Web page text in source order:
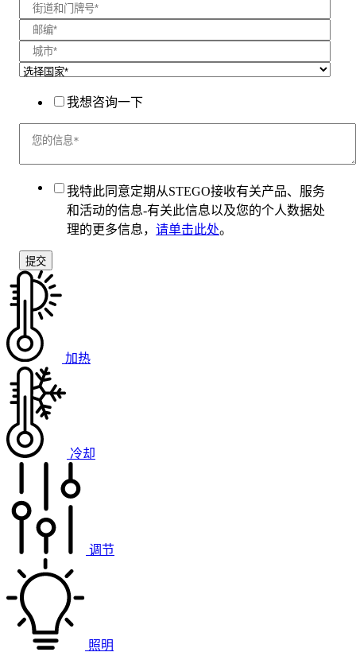
我想咨询一下
我特此同意定期从STEGO接收有关产品、服务
和活动的信息-有关此信息以及您的个人数据处
理的更多信息， 请单击此处。
加热
冷却
调节
照明